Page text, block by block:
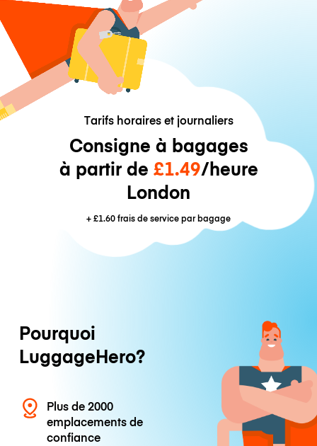
Tarifs horaires et journaliers
Consigne à bagages
à partir de £1.49/heure
London
+£1.60frais de service par bagage
Pourquoi
LuggageHero?
Plus de 2000
emplacements de
confiance